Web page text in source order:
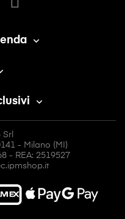


Srl
- Milano (MI)
- REA: 2519527